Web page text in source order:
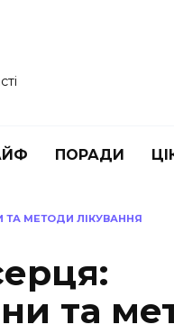
ПОРАДИ
ТА МЕТОДИ ЛІКУВАННЯ
та